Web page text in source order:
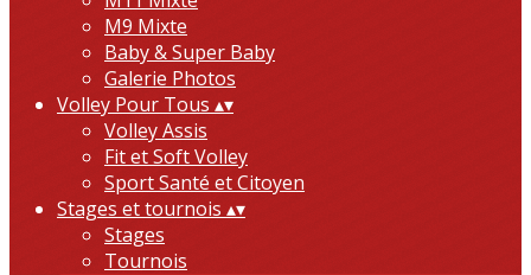
M9 Mixte
Baby & Super Baby
Galerie Photos
Volley Pour Tous ▴▾
Volley Assis
Fit et Soft Volley
Sport Santé et Citoyen
Stages et tournois ▴▾
Stages
Tournois